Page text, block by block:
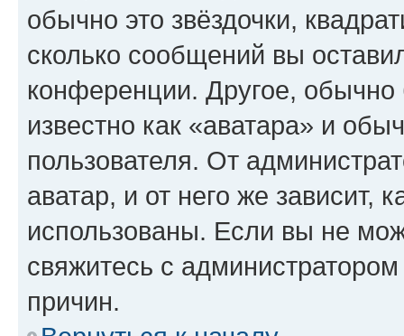
обычно это звёздочки,
сколько сообщений вы
конференции. Другое,
известно как «аватара» и
пользователя. От
аватар, и от него же зависит,
использованы. Если вы не
свяжитесь с
причин.